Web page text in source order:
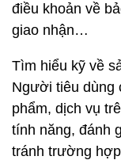
điều khoản về
giao nhận…
Tìm hiểu kỹ về
Người tiêu dùng
phẩm, dịch vụ
tính năng, đánh
tránh trường